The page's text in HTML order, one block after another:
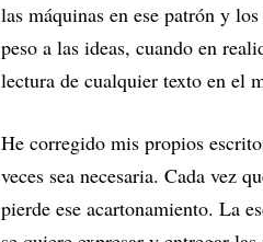
las máquinas en ese patrón y
peso a las ideas, cuando en
lectura de cualquier texto en el
He corregido mis propios
veces sea necesaria. Cada vez
pierde ese acartonamiento. La